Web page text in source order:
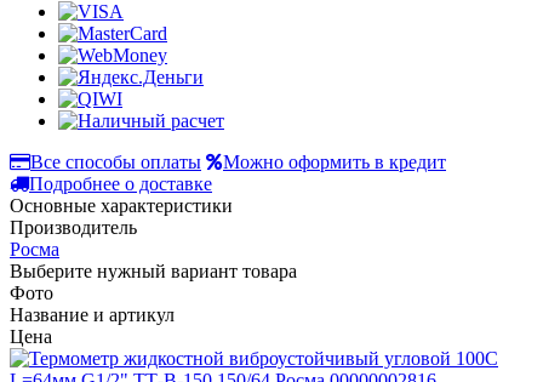
Все способы оплаты
Можно оформить в кредит
Подробнее о доставке
Основные характеристики
Производитель
Росма
Выберите нужный вариант товара
Фото
Название и артикул
Цена